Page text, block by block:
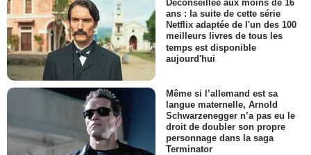
Déconseillée aux moins de 16
ans : la suite de cette série
Netflix adaptée de l'un des 100
meilleurs livres de tous les
temps est disponible
aujourd'hui
Même si l’allemand est sa
langue maternelle, Arnold
Schwarzenegger n’a pas eu le
droit de doubler son propre
personnage dans la saga
Terminator